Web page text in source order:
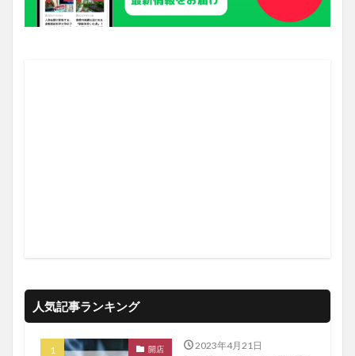
人気記事ランキング
開店 2023年4月21日